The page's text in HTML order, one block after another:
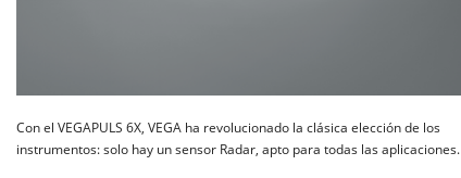
Con el VEGAPULS 6X, VEGA ha revolucionado la clásica elección de los
instrumentos: solo hay un sensor Radar, apto para todas las aplicaciones.